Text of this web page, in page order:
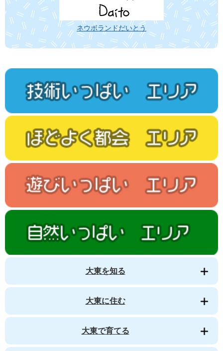
ネウボランドだいとう
大東を知る
大東に住む
大東で育てる